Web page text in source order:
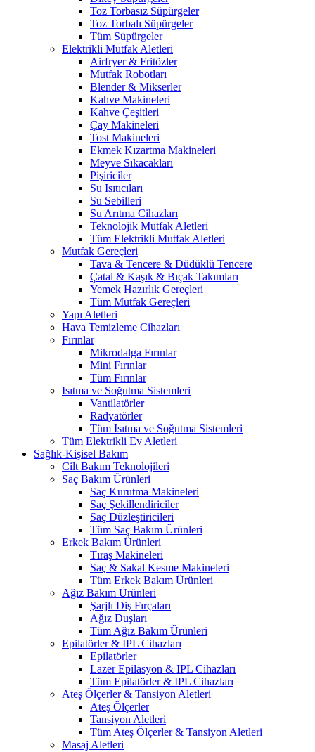
Toz Torbasız Süpürgeler
Toz Torbalı Süpürgeler
Tüm Süpürgeler
Elektrikli Mutfak Aletleri
Airfryer & Fritözler
Mutfak Robotları
Blender & Mikserler
Kahve Makineleri
Kahve Çeşitleri
Çay Makineleri
Tost Makineleri
Ekmek Kızartma Makineleri
Meyve Sıkacakları
Pişiriciler
Su Isıtıcıları
Su Sebilleri
Su Arıtma Cihazları
Teknolojik Mutfak Aletleri
Tüm Elektrikli Mutfak Aletleri
Mutfak Gereçleri
Tava & Tencere & Düdüklü Tencere
Çatal & Kaşık & Bıçak Takımları
Yemek Hazırlık Gereçleri
Tüm Mutfak Gereçleri
Yapı Aletleri
Hava Temizleme Cihazları
Fırınlar
Mikrodalga Fırınlar
Mini Fırınlar
Tüm Fırınlar
Isıtma ve Soğutma Sistemleri
Vantilatörler
Radyatörler
Tüm Isıtma ve Soğutma Sistemleri
Tüm Elektrikli Ev Aletleri
Sağlık-Kişisel Bakım
Cilt Bakım Teknolojileri
Saç Bakım Ürünleri
Saç Kurutma Makineleri
Saç Şekillendiriciler
Saç Düzleştiricileri
Tüm Saç Bakım Ürünleri
Erkek Bakım Ürünleri
Tıraş Makineleri
Saç & Sakal Kesme Makineleri
Tüm Erkek Bakım Ürünleri
Ağız Bakım Ürünleri
Şarjlı Diş Fırçaları
Ağız Duşları
Tüm Ağız Bakım Ürünleri
Epilatörler & IPL Cihazları
Epilatörler
Lazer Epilasyon & IPL Cihazları
Tüm Epilatörler & IPL Cihazları
Ateş Ölçerler & Tansiyon Aletleri
Ateş Ölçerler
Tansiyon Aletleri
Tüm Ateş Ölçerler & Tansiyon Aletleri
Masaj Aletleri